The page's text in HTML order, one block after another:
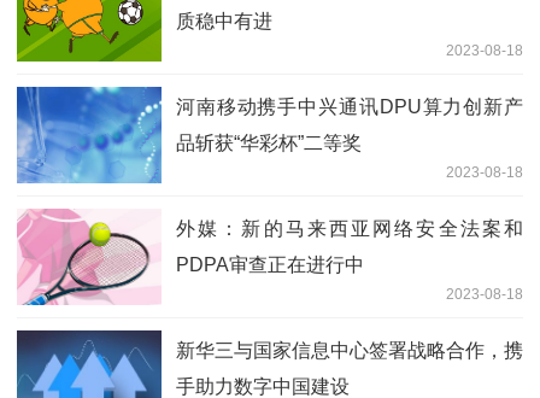
质稳中有进
2023-08-18
河南移动携手中兴通讯DPU算力创新产
品斩获“华彩杯”二等奖
2023-08-18
外媒：新的马来西亚网络安全法案和
PDPA审查正在进行中
2023-08-18
新华三与国家信息中心签署战略合作，携
手助力数字中国建设